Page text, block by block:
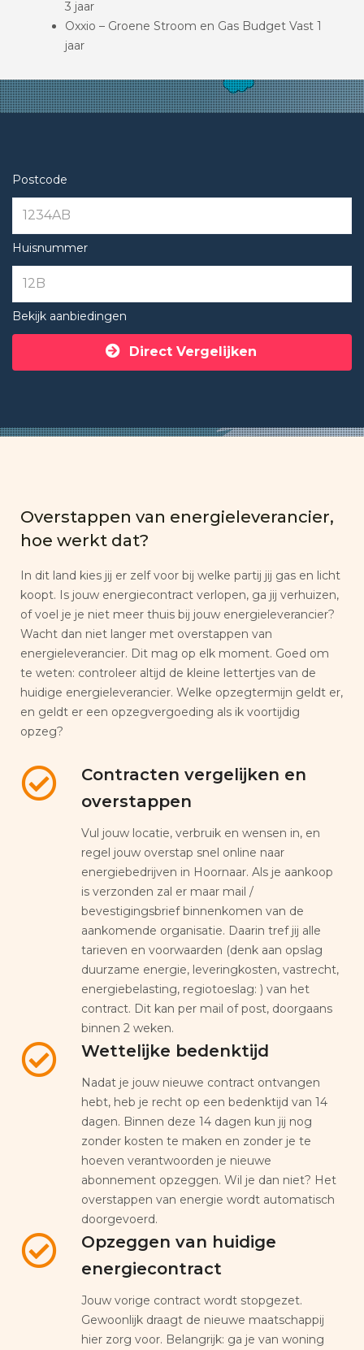
3 jaar
Oxxio – Groene Stroom en Gas Budget Vast 1
jaar
Postcode
Huisnummer
Bekijk aanbiedingen
Direct Vergelijken
Overstappen van energieleverancier,
hoe werkt dat?
In dit land kies jij er zelf voor bij welke partij jij gas en licht
koopt. Is jouw energiecontract verlopen, ga jij verhuizen,
of voel je je niet meer thuis bij jouw energieleverancier?
Wacht dan niet langer met overstappen van
energieleverancier. Dit mag op elk moment. Goed om
te weten: controleer altijd de kleine lettertjes van de
huidige energieleverancier. Welke opzegtermijn geldt er,
en geldt er een opzegvergoeding als ik voortijdig
opzeg?
Contracten vergelijken en
overstappen
Vul jouw locatie, verbruik en wensen in, en
regel jouw overstap snel online naar
energiebedrijven in Hoornaar. Als je aankoop
is verzonden zal er maar mail /
bevestigingsbrief binnenkomen van de
aankomende organisatie. Daarin tref jij alle
tarieven en voorwaarden (denk aan opslag
duurzame energie, leveringkosten, vastrecht,
energiebelasting, regiotoeslag: ) van het
contract. Dit kan per mail of post, doorgaans
binnen 2 weken.
Wettelijke bedenktijd
Nadat je jouw nieuwe contract ontvangen
hebt, heb je recht op een bedenktijd van 14
dagen. Binnen deze 14 dagen kun jij nog
zonder kosten te maken en zonder je te
hoeven verantwoorden je nieuwe
abonnement opzeggen. Wil je dan niet? Het
overstappen van energie wordt automatisch
doorgevoerd.
Opzeggen van huidige
energiecontract
Jouw vorige contract wordt stopgezet.
Gewoonlijk draagt de nieuwe maatschappij
hier zorg voor. Belangrijk: ga je van woning